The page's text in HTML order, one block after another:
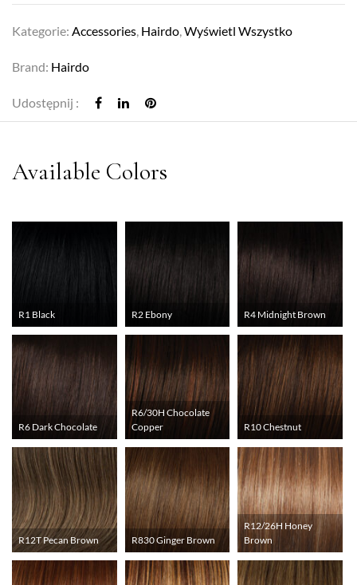
Kategorie: Accessories, Hairdo,Wyświetl Wszystko
Brand: Hairdo
Udostępnij :
R1 Black R2 Ebony R4 Midnight Brown
R6 Dark Chocolate
R6/30H Chocolate
Copper
R10 Chestnut
R12T Pecan Brown R830 Ginger Brown
R12/26H Honey
Brown